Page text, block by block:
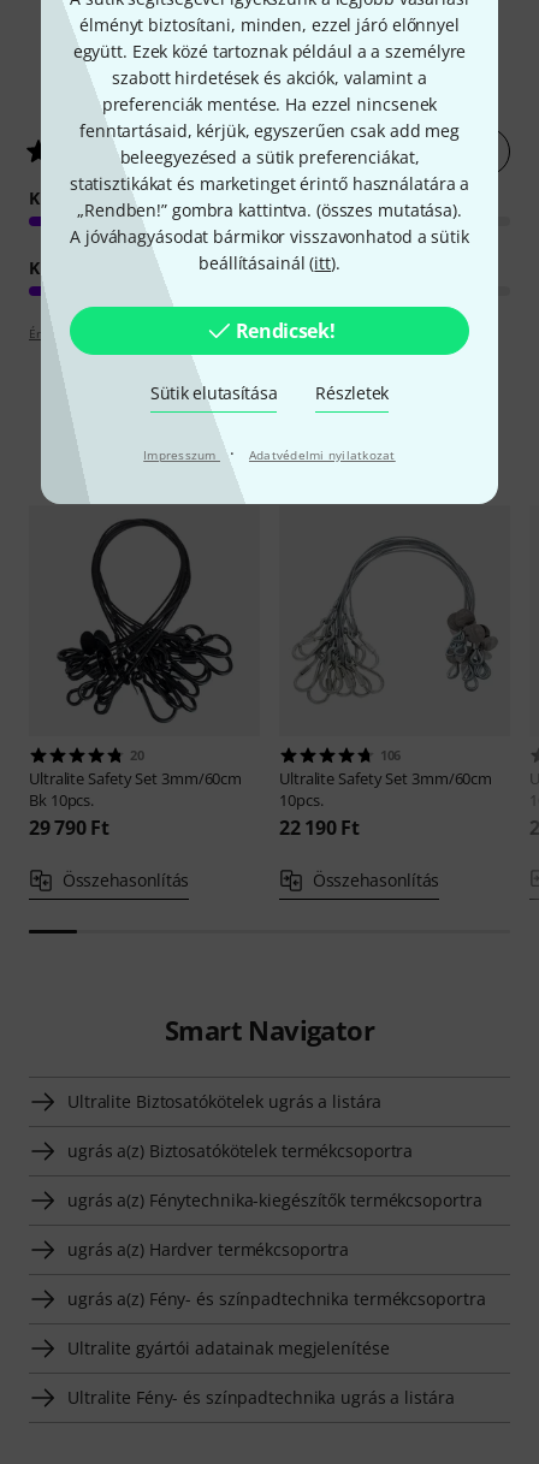
élményt biztosítani, minden, ezzel járó előnnyel
együtt. Ezek közé tartoznak például a a személyre
szabott hirdetések és akciók, valamint a
preferenciák mentése. Ha ezzel nincsenek
fenntartásaid, kérjük, egyszerűen csak add meg
beleegyezésed a sütik preferenciákat,
statisztikákat és marketinget érintő használatára a
„Rendben!” gombra kattintva. (összes mutatása).
A jóváhagyásodat bármikor visszavonhatod a sütik
beállításainál (itt).
Rendicsek!
Sütik elutasítása Részletek
Impresszum · Adatvédelmi nyilatkozat
7Ügyfelek értékelései
4.6/ 5 Értékelés leadása most
KEZELHETŐSÉG
KIVITELEZÉS
Értékelési irányelvek
Alternatívák összevetése
20
Ultralite Safety Set 3mm/60cm
Bk 10pcs.
29 790 Ft
Összehasonlítás
106
Ultralite Safety Set 3mm/60cm
10pcs.
22 190 Ft
Összehasonlítás
Smart Navigator
Ultralite Biztosatókötelek ugrás a listára
ugrás a(z) Biztosatókötelek termékcsoportra
ugrás a(z) Fénytechnika-kiegészítők termékcsoportra
ugrás a(z) Hardver termékcsoportra
ugrás a(z) Fény- és színpadtechnika termékcsoportra
Ultralite gyártói adatainak megjelenítése
Ultralite Fény- és színpadtechnika ugrás a listára